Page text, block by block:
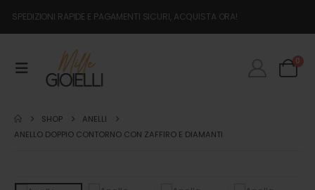
SPEDIZIONI RAPIDE E PAGAMENTI SICURI, ACQUISTA ORA!
0
SHOP
ANELLI
ANELLO DOPPIO CONTORNO CON ZAFFIRO E DIAMANTI